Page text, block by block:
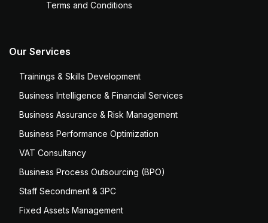
Terms and Conditions
Our Services
Trainings & Skills Development
Business Intelligence & Financial Services
Business Assurance & Risk Management
Business Performance Optimization
VAT Consultancy
Business Process Outsourcing (BPO)
Staff Secondment & 3PC
Fixed Assets Management